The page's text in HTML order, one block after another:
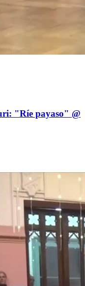
"Ríe payaso" @